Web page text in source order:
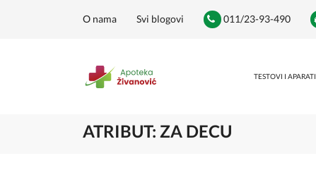
O nama Svi blogovi 011/23-93-490
TESTOVI I APARATI
ATRIBUT: ZA DECU